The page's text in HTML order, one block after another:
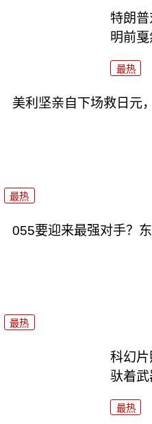
特朗
明前戛
最热
美利坚亲自下场救日元
最热
055要迎来最强对手？
最热
科幻
驮着武
最热